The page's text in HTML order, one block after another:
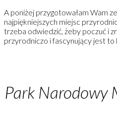
A poniżej przygotowałam Wam
najpiękniejszych miejsc
trzeba odwiedzić, żeby poczuć i
przyrodniczo i fascynujący jest to
Park Narodowy